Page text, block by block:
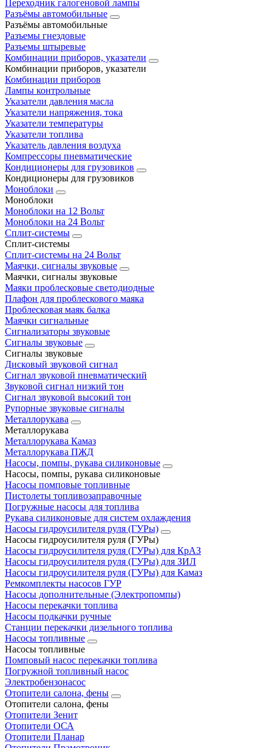
Переходник галогеновой лампы
Разъёмы автомобильные
Разъёмы автомобильные
Разъемы гнездовые
Разъемы штыревые
Комбинации приборов, указатели
Комбинации приборов, указатели
Комбинации приборов
Лампы контрольные
Указатели давления масла
Указатели напряжения, тока
Указатели температуры
Указатели топлива
Указатель давления воздуха
Компрессоры пневматические
Кондиционеры для грузовиков
Кондиционеры для грузовиков
Моноблоки
Моноблоки
Моноблоки на 12 Вольт
Моноблоки на 24 Вольт
Сплит-системы
Сплит-системы
Сплит‑системы на 24 Вольт
Маячки, сигналы звуковые
Маячки, сигналы звуковые
Маяки проблесковые светодиодные
Плафон для проблескового маяка
Проблесковая маяк балка
Маячки сигнальные
Сигнализаторы звуковые
Сигналы звуковые
Сигналы звуковые
Дисковый звуковой сигнал
Сигнал звуковой пневматический
Звуковой сигнал низкий тон
Сигнал звуковой высокий тон
Рупорные звуковые сигналы
Металлорукава
Металлорукава
Металлорукава Камаз
Металлорукава ПЖД
Насосы, помпы, рукава силиконовые
Насосы, помпы, рукава силиконовые
Насосы помповые топливные
Пистолеты топливозаправочные
Погружные насосы для топлива
Рукава силиконовые для систем охлаждения
Насосы гидроусилителя руля (ГУРы)
Насосы гидроусилителя руля (ГУРы)
Насосы гидроусилителя руля (ГУРы) для КрАЗ
Насосы гидроусилителя руля (ГУРы) для ЗИЛ
Насосы гидроусилителя руля (ГУРы) для Камаз
Ремкомплекты насосов ГУР
Насосы дополнительные (Электропомпы)
Насосы перекачки топлива
Насосы подкачки ручные
Станции перекачки дизельного топлива
Насосы топливные
Насосы топливные
Помповый насос перекачки топлива
Погружной топливный насос
Электробензонасос
Отопители салона, фены
Отопители салона, фены
Отопители Зенит
Отопители ОСА
Отопители Планар